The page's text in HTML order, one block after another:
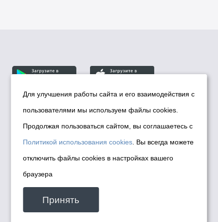
© Департамент информационной политики мэрии
города Новосибирска, 2026
Политика использования Cookies
Политика по обработке персональных
данных в информационных системах
мэрии города Новосибирска
malinchukvl@mail.ru
Для улучшения работы сайта и его взаимодействия с
пользователями мы используем файлы cookies.
Продолжая пользоваться сайтом, вы соглашаетесь с
Политикой использования cookies . Вы всегда можете
отключить файлы cookies в настройках вашего
браузера
Принять